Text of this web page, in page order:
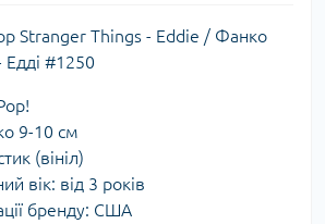
Stranger Things - Eddie / Фанко
Едді #1250
9-10 см
(вініл)
вік: від 3 років
бренду: США